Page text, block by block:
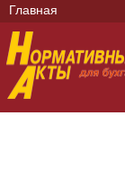
Главная